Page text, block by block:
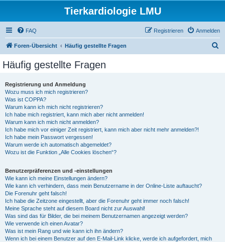
Tierkardiologie LMU
FAQ Anmelden
Registrieren
Foren-Übersicht Häufig gestellte Fragen
Häufig gestellte Fragen
Registrierung und Anmeldung
Wozu muss ich mich registrieren?
Was ist COPPA?
Warum kann ich mich nicht registrieren?
Ich habe mich registriert, kann mich aber nicht anmelden!
Warum kann ich mich nicht anmelden?
Ich habe mich vor einiger Zeit registriert, kann mich aber nicht mehr anmelden?!
Ich habe mein Passwort vergessen!
Warum werde ich automatisch abgemeldet?
Wozu ist die Funktion „Alle Cookies löschen“?
Benutzerpräferenzen und -einstellungen
Wie kann ich meine Einstellungen ändern?
Wie kann ich verhindern, dass mein Benutzername in der Online-Liste auftaucht?
Die Forenuhr geht falsch!
Ich habe die Zeitzone eingestellt, aber die Forenuhr geht immer noch falsch!
Meine Sprache steht auf diesem Board nicht zur Auswahl!
Was sind das für Bilder, die bei meinem Benutzernamen angezeigt werden?
Wie verwende ich einen Avatar?
Was ist mein Rang und wie kann ich ihn ändern?
Wenn ich bei einem Benutzer auf den E-Mail-Link klicke, werde ich aufgefordert, mich